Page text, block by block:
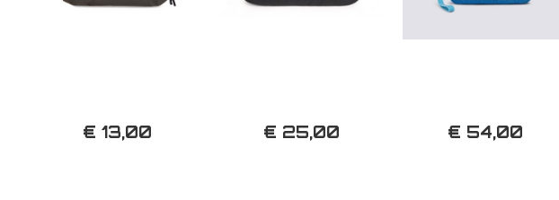
€ 13,00 € 25,00 € 54,00